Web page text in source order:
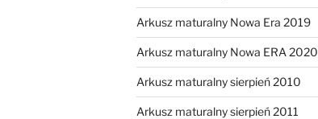
Arkusz maturalny Nowa Era 2019
Arkusz maturalny Nowa ERA 2020
Arkusz maturalny sierpień 2010
Arkusz maturalny sierpień 2011